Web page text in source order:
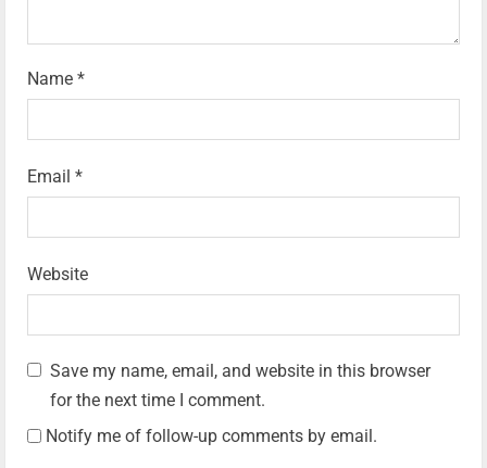
Name *
Email *
Website
Save my name, email, and website in this browser
for the next time I comment.
Notify me of follow-up comments by email.